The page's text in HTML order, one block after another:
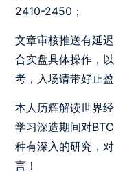
2410-2450；
文章审核推送有延
合实盘具体操作，
考，入场请带好止
本人历辉解读世界
学习深造期间对
种有深入的研究，
言！